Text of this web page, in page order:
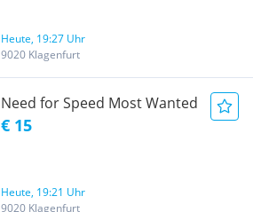
Heute, 19:27 Uhr
9020 Klagenfurt
Need for Speed Most Wanted
€ 15
Heute, 19:21 Uhr
9020 Klagenfurt